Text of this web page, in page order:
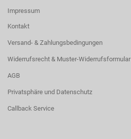
Impressum
Kontakt
Versand- & Zahlungsbedingungen
Widerrufsrecht & Muster-Widerrufsformular
AGB
Privatsphäre und Datenschutz
Callback Service